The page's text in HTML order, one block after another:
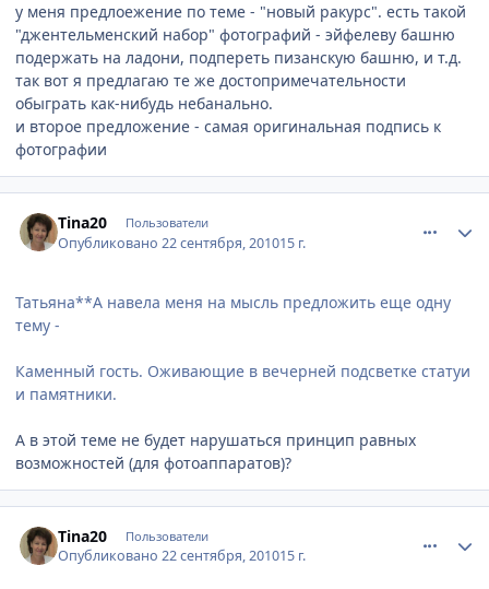
у меня предлоежение по теме - "новый ракурс". есть такой
"джентельменский набор" фотографий - эйфелеву башню
подержать на ладони, подпереть пизанскую башню, и т.д.
так вот я предлагаю те же достопримечательности
обыграть как-нибудь небанально.
и второе предложение - самая оригинальная подпись к
фотографии
Tina20 Пользователи
Опубликовано22 сентября, 201015 г.
Татьяна**А навела меня на мысль предложить еще одну
тему -
Каменный гость. Оживающие в вечерней подсветке статуи
и памятники.
А в этой теме не будет нарушаться принцип равных
возможностей (для фотоаппаратов)?
Tina20 Пользователи
Опубликовано22 сентября, 201015 г.